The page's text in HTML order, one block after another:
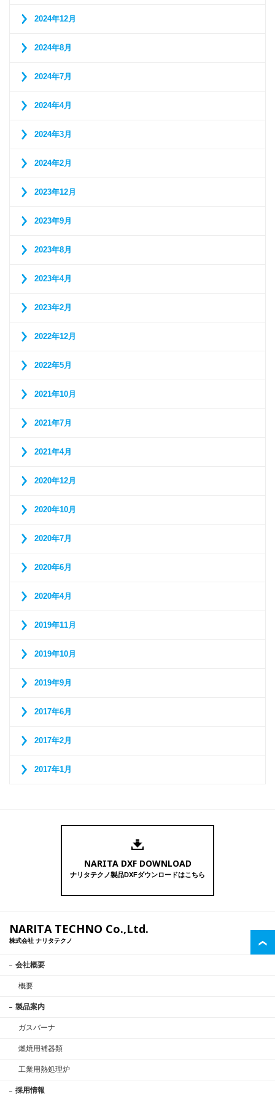
2024年12月
2024年8月
2024年7月
2024年4月
2024年3月
2024年2月
2023年12月
2023年9月
2023年8月
2023年4月
2023年2月
2022年12月
2022年5月
2021年10月
2021年7月
2021年4月
2020年12月
2020年10月
2020年7月
2020年6月
2020年4月
2019年11月
2019年10月
2019年9月
2017年6月
2017年2月
2017年1月
NARITA DXF DOWNLOAD
ナリタテクノ製品DXFダウンロードはこちら
NARITA TECHNO Co.,Ltd.
株式会社 ナリタテクノ
会社概要
概要
製品案内
ガスバーナ
燃焼用補器類
工業用熱処理炉
採用情報